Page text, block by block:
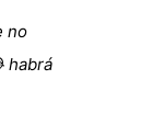
no
habrá